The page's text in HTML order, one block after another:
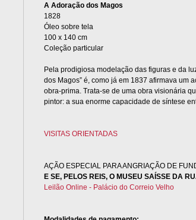
A Adoração dos Magos
1828
Óleo sobre tela
100 x 140 cm
Coleção particular
Pela prodigiosa modelação das figuras e da
dos Magos” é, como já em 1837 afirmava um
obra-prima. Trata-se de uma obra visionária
pintor: a sua enorme capacidade de síntese
VISITAS ORIENTADAS
AÇÃO ESPECIAL PARA ANGRIAÇÃO DE
E SE, PELOS REIS, O MUSEU SAÍSSE DA
Leilão Online - Palácio do Correio Velho